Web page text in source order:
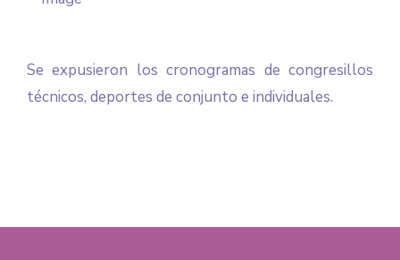
Se expusieron los cronogramas de congresillos
técnicos, deportes de conjunto e individuales.